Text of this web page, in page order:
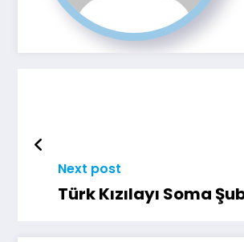
Next post
Türk Kızılayı Soma